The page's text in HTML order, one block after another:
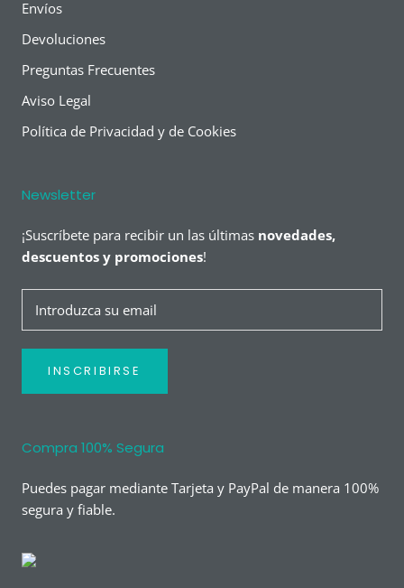
Envíos
Devoluciones
Preguntas Frecuentes
Aviso Legal
Política de Privacidad y de Cookies
Newsletter
¡Suscríbete para recibir un las últimas novedades,
descuentos y promociones!
INSCRIBIRSE
Compra 100% Segura
Puedes pagar mediante Tarjeta y PayPal de manera 100%
segura y fiable.